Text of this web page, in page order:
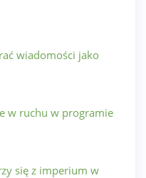
wiadomości jako
w ruchu w programie
się z imperium w